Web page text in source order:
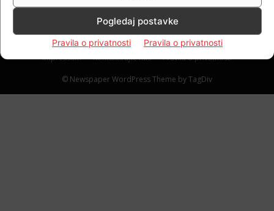
Pogledaj postavke
Pravila o privatnosti Pravila o privatnosti
Impressum Kontaktirajte nas Pravila o privatnosti
© Newspaper WordPress Theme by TagDiv